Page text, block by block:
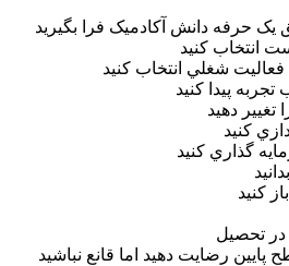
يک حرفه دانش آکادميک فرا بگيريد
انتخاب کنيد
شغلي انتخاب کنيد
پيدا کنيد
تغيير دهيد
کنيد
گذاري کنيد
کنيد
تحصيل
رضايت دهيد اما قانع نباشيد